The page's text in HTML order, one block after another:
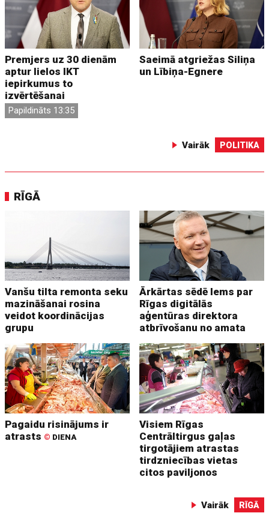
Premjers uz 30 dienām
aptur lielos IKT
iepirkumus to
izvērtēšanai
Papildināts 13:35
Saeimā atgriežas Siliņa
un Lībiņa-Egnere
Vairāk POLITIKA
RĪGĀ
Vanšu tilta remonta seku
mazināšanai rosina
veidot koordinācijas
grupu
Ārkārtas sēdē lems par
Rīgas digitālās
aģentūras direktora
atbrīvošanu no amata
Pagaidu risinājums ir
atrasts © DIENA
Visiem Rīgas
Centrāltirgus gaļas
tirgotājiem atrastas
tirdzniecības vietas
citos paviljonos
Vairāk RĪGĀ